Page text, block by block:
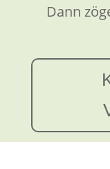
Dann